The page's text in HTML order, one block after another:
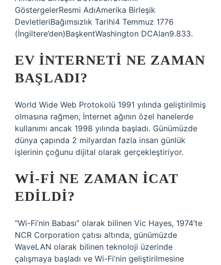
GöstergelerResmi AdıAmerika Birleşik
DevletleriBağımsızlık Tarihi4 Temmuz 1776
(İngiltere’den)BaşkentWashington DCAlan9.833.
EV INTERNETI NE ZAMAN
BAŞLADI?
World Wide Web Protokolü 1991 yılında geliştirilmiş
olmasına rağmen, İnternet ağının özel hanelerde
kullanımı ancak 1998 yılında başladı. Günümüzde
dünya çapında 2 milyardan fazla insan günlük
işlerinin çoğunu dijital olarak gerçekleştiriyor.
WI-FI NE ZAMAN ICAT
EDILDI?
“Wi-Fi’nin Babası” olarak bilinen Vic Hayes, 1974’te
NCR Corporation çatısı altında, günümüzde
WaveLAN olarak bilinen teknoloji üzerinde
çalışmaya başladı ve Wi-Fi’nin geliştirilmesine